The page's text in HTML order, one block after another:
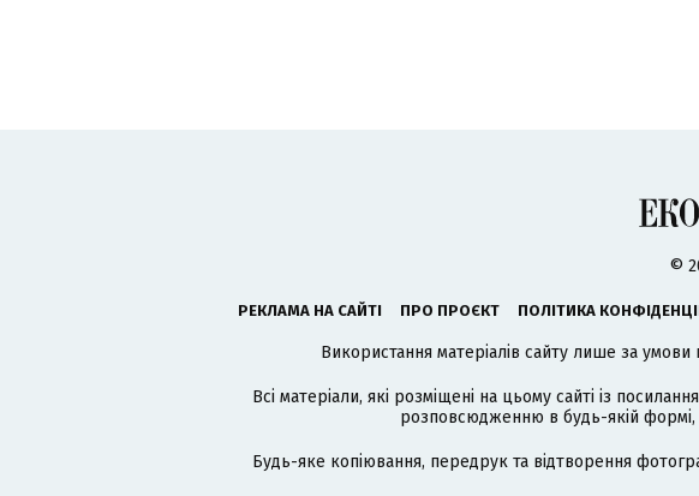
©
РЕКЛАМА НА САЙТІ ПРО ПРОЄКТ ПОЛІТИКА
Використання матеріалів сайту лише за
Всі матеріали, які розміщені на цьому сайті із
розповсюдженню в будь-якій формі,
Будь-яке копіювання, передрук та відтворення